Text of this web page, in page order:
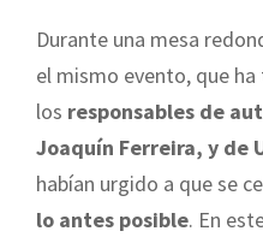
Durante una mesa
el mismo evento, que
los responsables de
Joaquín Ferreira, y de
habían urgido a que se
lo antes posible. En